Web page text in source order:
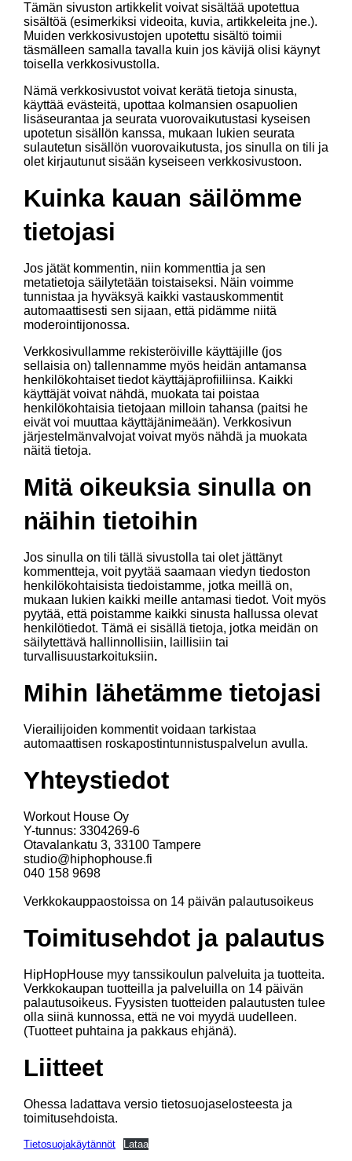
Tämän sivuston artikkelit voivat sisältää upotettua
sisältöä (esimerkiksi videoita, kuvia, artikkeleita jne.).
Muiden verkkosivustojen upotettu sisältö toimii
täsmälleen samalla tavalla kuin jos kävijä olisi käynyt
toisella verkkosivustolla.
Nämä verkkosivustot voivat kerätä tietoja sinusta,
käyttää evästeitä, upottaa kolmansien osapuolien
lisäseurantaa ja seurata vuorovaikutustasi kyseisen
upotetun sisällön kanssa, mukaan lukien seurata
sulautetun sisällön vuorovaikutusta, jos sinulla on tili ja
olet kirjautunut sisään kyseiseen verkkosivustoon.
Kuinka kauan säilömme
tietojasi
Jos jätät kommentin, niin kommenttia ja sen
metatietoja säilytetään toistaiseksi. Näin voimme
tunnistaa ja hyväksyä kaikki vastauskommentit
automaattisesti sen sijaan, että pidämme niitä
moderointijonossa.
Verkkosivullamme rekisteröiville käyttäjille (jos
sellaisia on) tallennamme myös heidän antamansa
henkilökohtaiset tiedot käyttäjäprofiiliinsa. Kaikki
käyttäjät voivat nähdä, muokata tai poistaa
henkilökohtaisia tietojaan milloin tahansa (paitsi he
eivät voi muuttaa käyttäjänimeään). Verkkosivun
järjestelmänvalvojat voivat myös nähdä ja muokata
näitä tietoja.
Mitä oikeuksia sinulla on
näihin tietoihin
Jos sinulla on tili tällä sivustolla tai olet jättänyt
kommentteja, voit pyytää saamaan viedyn tiedoston
henkilökohtaisista tiedoistamme, jotka meillä on,
mukaan lukien kaikki meille antamasi tiedot. Voit myös
pyytää, että poistamme kaikki sinusta hallussa olevat
henkilötiedot. Tämä ei sisällä tietoja, jotka meidän on
säilytettävä hallinnollisiin, laillisiin tai
turvallisuustarkoituksiin.
Mihin lähetämme tietojasi
Vierailijoiden kommentit voidaan tarkistaa
automaattisen roskapostintunnistuspalvelun avulla.
Yhteystiedot
Workout House Oy
Y-tunnus: 3304269-6
Otavalankatu 3, 33100 Tampere
studio@hiphophouse.fi
040 158 9698
Verkkokauppaostoissa on 14 päivän palautusoikeus
Toimitusehdot ja palautus
HipHopHouse myy tanssikoulun palveluita ja tuotteita.
Verkkokaupan tuotteilla ja palveluilla on 14 päivän
palautusoikeus. Fyysisten tuotteiden palautusten tulee
olla siinä kunnossa, että ne voi myydä uudelleen.
(Tuotteet puhtaina ja pakkaus ehjänä).
Liitteet
Ohessa ladattava versio tietosuojaselosteesta ja
toimitusehdoista.
Tietosuojakäytännöt Lataa